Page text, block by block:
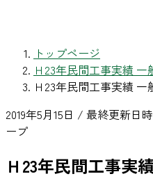
トップページ
Ｈ23年民間工事実績 一
Ｈ23年民間工事実績 一
2019年5月15日 / 最終更新日
ープ
Ｈ23年民間工事実